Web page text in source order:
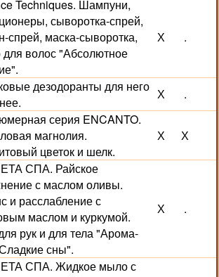
Techniques. Шампуни,
сыворотка-спрей,
спрей, маска-сыворотка,
для волос "Абсолютное
Х .
дезодоранты для него Х .
серия ENCANTO.
магнолия.
цветок и шелк.
Х Х
СПА. Райское
с маслом оливы.
и расслабление с
маслом и куркумой.
рук и для тела "Арома-
сны".
Х .
СПА. Жидкое мыло с